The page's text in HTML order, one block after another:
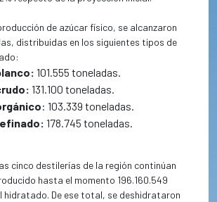
de azúcar físico, se alcanzaron
distribuidas en los siguientes tipos de
101.555 toneladas.
131.100 toneladas.
: 103.339 toneladas.
178.745 toneladas.
cinco destilerías de la región continúan
hasta el momento 196.160.549
hidratado. De ese total, se deshidrataron